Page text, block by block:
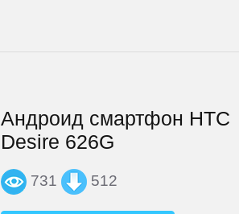
Андроид смартфон HTC
Desire 626G
731 512